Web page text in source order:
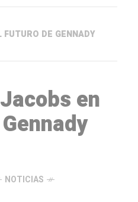
DE GENNADY
en
NOTICIAS